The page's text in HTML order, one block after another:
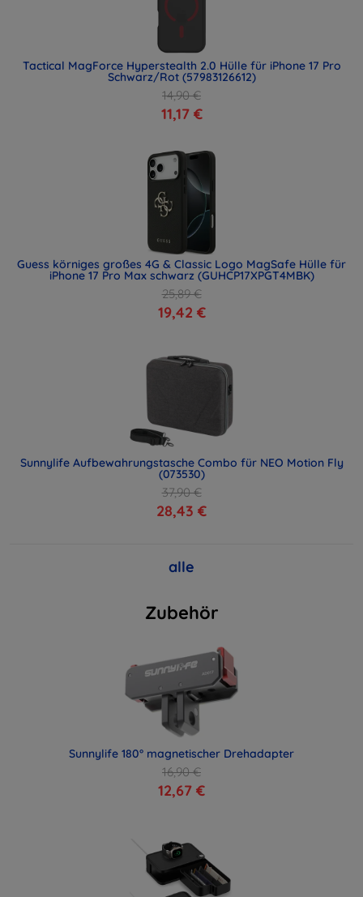
Tactical MagForce Hyperstealth 2.0 Hülle für iPhone 17 Pro
Schwarz/Rot (57983126612)
14,90 €
11,17 €
Guess körniges großes 4G & Classic Logo MagSafe Hülle für
iPhone 17 Pro Max schwarz (GUHCP17XPGT4MBK)
25,89 €
19,42 €
Sunnylife Aufbewahrungstasche Combo für NEO Motion Fly
(073530)
37,90 €
28,43 €
alle
Zubehör
Sunnylife 180° magnetischer Drehadapter
16,90 €
12,67 €